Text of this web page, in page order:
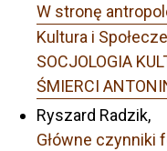
W stronę
Kultura i
SOCJOLOGIA
ŚMIERCI
Ryszard Radzik,
Główne czynniki